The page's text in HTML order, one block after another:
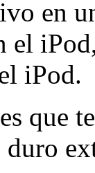
en
el
iPod.
que